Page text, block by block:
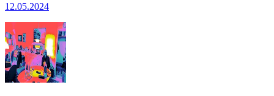
12.05.2024